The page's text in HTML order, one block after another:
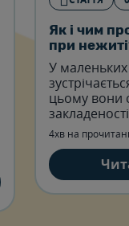
Як і чим
при
У
цьому вони
труднощів
4хв на